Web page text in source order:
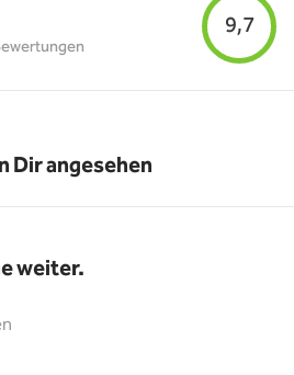
9,7
Dir angesehen
weiter.